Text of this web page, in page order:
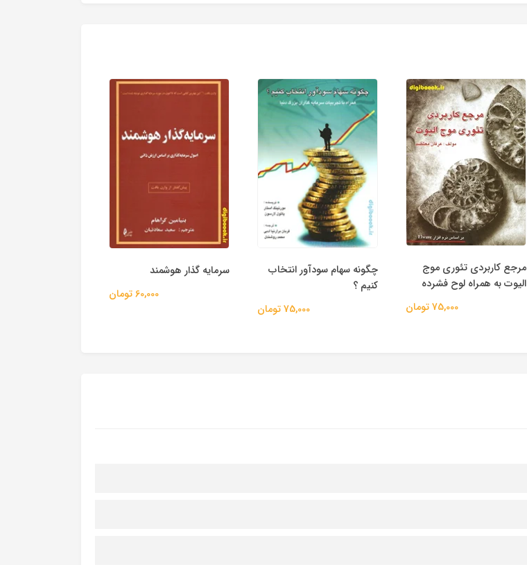
مرجع کاربردی تئوری موج
الیوت به همراه لوح فشرده
75,000 تومان
چگونه سهام سودآور انتخاب
کنیم ؟
75,000 تومان
سرمایه گذار هوشمند
60,000 تومان